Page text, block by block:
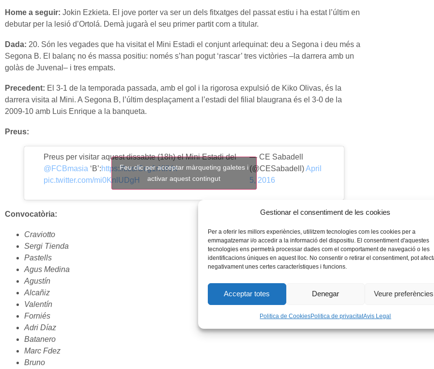
Gestionar el consentiment de les cookies
Per a oferir les millors experiències, utilitzem tecnologies com les cookies per a
emmagatzemar i/o accedir a la informació del dispositiu. El consentiment d'aquestes
tecnologies ens permetrà processar dades com el comportament de navegació o les
identificacions úniques en aquest lloc. No consentir o retirar el consentiment, pot
negativament unes certes característiques i funcions.
Acceptar totes Denegar Veure preferències
Politica de CookiesPolitica de privacitatAvis Legal
Home a seguir: Jokin Ezkieta. El jove porter va ser un dels fitxatges del passat estiu i ha estat l’últim en
debutar per la lesió d’Ortolá. Demà jugarà el seu primer partit com a titular.
Dada: 20. Són les vegades que ha visitat el Mini Estadi el conjunt arlequinat: deu a Segona i deu més a
Segona B. El balanç no és massa positiu: només s’han pogut ‘rascar’ tres victòries – la darrera amb un
golàs de Juvenal – i tres empats.
Precedent: El 3-1 de la temporada passada, amb el gol i la rigorosa expulsió de Kiko Olivas, és la
darrera visita al Mini. A Segona B, l’últim desplaçament a l’estadi del filial blaugrana és el 3-0 de la
2009-10 amb Luis Enrique a la banqueta.
Preus:
Preus per visitar aquest dissabte (18h) el Mini Estadi del
@FCBmasia ‘B’:https://t.co/Ccg1rXiIVn
pic.twitter.com/mi0KnlUDgH
— CE Sabadell
(@CESabadell)April
5, 2016
Feu clic per acceptar màrqueting galetes i
activar aquest contingut
Convocatòria:
Craviotto
Sergi Tienda
Pastells
Agus Medina
Agustín
Alcañiz
Valentín
Forniés
Adri Díaz
Batanero
Marc Fdez
Bruno